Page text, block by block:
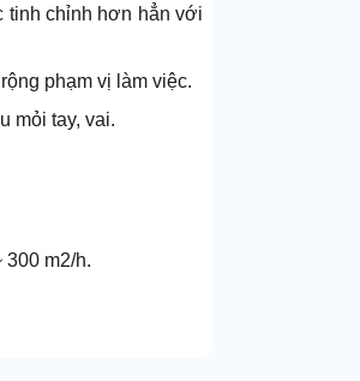
tinh chỉnh hơn hẳn với
phạm vị làm việc.
mỏi tay, vai.
m2/h.